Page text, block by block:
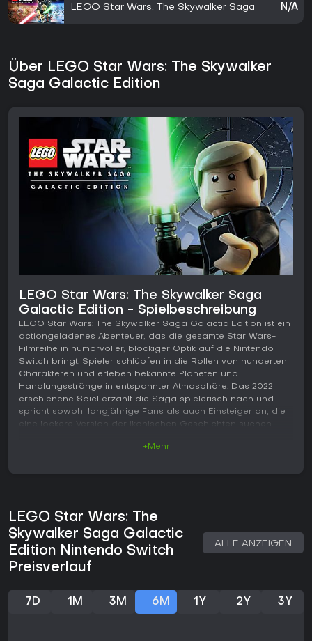
LEGO Star Wars: The Skywalker Saga N/A
Über LEGO Star Wars: The Skywalker
Saga Galactic Edition
LEGO Star Wars: The Skywalker Saga
Galactic Edition - Spielbeschreibung
LEGO Star Wars: The Skywalker Saga Galactic Edition ist ein
actiongeladenes Abenteuer, das die gesamte Star Wars-
Filmreihe in humorvoller, blockiger Optik auf die Nintendo
Switch bringt. Spieler schlüpfen in die Rollen von hunderten
Charakteren und erleben bekannte Planeten und
Handlungsstränge in entspannter Atmosphäre. Das 2022
erschienene Spiel erzählt die Saga spielerisch nach und
spricht sowohl langjährige Fans als auch Einsteiger an, die
eine lockere Version der ikonischen Geschichten suchen.
sich auf grundlegende Angriffe wie Lichtschwert-Hiebe oder
Blaster-Schüsse und setzen eher auf Unterhaltung als auf
Komplexität. Die Planeten bieten viele versteckte Ecken,
Sammelobjekte und leichte Rätsel, bei denen man zwischen
verschiedenen Figuren wechseln muss. Um neue Wege und
anderen Charakteren erneut zu spielen.
Charaktere lassen sich über ein Fertigkeiten-System
+Mehr
LEGO Star Wars: The
Skywalker Saga Galactic
Edition Nintendo Switch
Preisverlauf
ALLE ANZEIGEN
7D 1M 3M 6M 1Y 2Y 3Y